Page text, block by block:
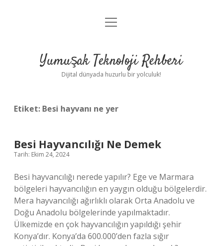
Anasayfa
Yasal Uyarı
menüyü
Yumuşak Teknoloji Rehberi
Dijital dünyada huzurlu bir yolculuk!
Etiket: Besi hayvanı ne yer
Besi Hayvancılığı Ne Demek
Tarih: Ekim 24, 2024
Besi hayvancılığı nerede yapılır? Ege ve Marmara
bölgeleri hayvancılığın en yaygın olduğu bölgelerdir.
Mera hayvancılığı ağırlıklı olarak Orta Anadolu ve
Doğu Anadolu bölgelerinde yapılmaktadır.
Ülkemizde en çok hayvancılığın yapıldığı şehir
Konya’dır. Konya’da 600.000’den fazla sığır